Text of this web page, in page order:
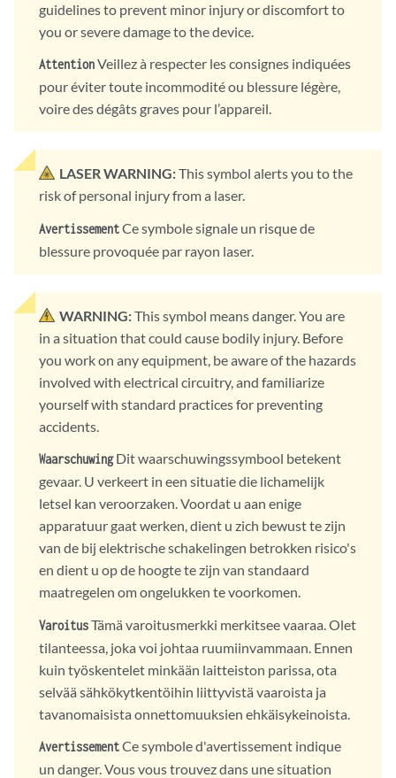
guidelines to prevent minor injury or discomfort to
you or severe damage to the device.
AttentionVeillez à respecter les consignes indiquées
pour éviter toute incommodité ou blessure légère,
voire des dégâts graves pour l’appareil.
LASER WARNING:This symbol alerts you to the
risk of personal injury from a laser.
AvertissementCe symbole signale un risque de
blessure provoquée par rayon laser.
WARNING:This symbol means danger. You are
in a situation that could cause bodily injury. Before
you work on any equipment, be aware of the hazards
involved with electrical circuitry, and familiarize
yourself with standard practices for preventing
accidents.
WaarschuwingDit waarschuwingssymbool betekent
gevaar. U verkeert in een situatie die lichamelijk
letsel kan veroorzaken. Voordat u aan enige
apparatuur gaat werken, dient u zich bewust te zijn
van de bij elektrische schakelingen betrokken risico's
en dient u op de hoogte te zijn van standaard
maatregelen om ongelukken te voorkomen.
VaroitusTämä varoitusmerkki merkitsee vaaraa. Olet
tilanteessa, joka voi johtaa ruumiinvammaan. Ennen
kuin työskentelet minkään laitteiston parissa, ota
selvää sähkökytkentöihin liittyvistä vaaroista ja
tavanomaisista onnettomuuksien ehkäisykeinoista.
AvertissementCe symbole d'avertissement indique
un danger. Vous vous trouvez dans une situation